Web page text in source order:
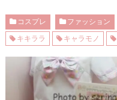
コスプレ
ファッション
キキララ
キャラモノ